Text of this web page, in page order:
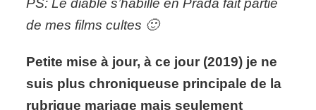
de mes films cultes 🙂
Petite mise à jour, à ce jour (2019) je ne
suis plus chroniqueuse principale de la
rubrique mariage mais seulement